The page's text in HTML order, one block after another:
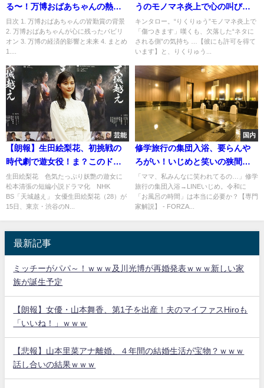
る〜！万博おばあちゃんの熱い
想い！
目次 1. 万博おばあちゃんの皆勤賞の背景
2. 万博おばあちゃんが心に残ったパビリ
オン 3. 万博の経済的影響と未来 4. まとめ
1....
うのモノマネ炎上で心の叫び
「傷つきます」ｗｗｗ
キンタロー。“りくりゅう”モノマネ炎上で
「傷つきます」嘆くも、欠落した“ネタに
される側”の気持ち …【彼にも許可を得て
います】と、りくりゅう...
芸能
【朗報】生田絵梨花、初挑戦の
時代劇で遊女役！ま？このドキ
ドキ感たまらん！
生田絵梨花 色気たっぷり妖艶の遊女に
松本清張の短編小説ドラマ化 NHK
BS「天城越え」 女優生田絵梨花（28）が
15日、東京・渋谷のN...
国内
修学旅行の集団入浴、要らんや
ろがい！いじめと笑いの狭間で
考える・必要？
「ママ、私みんなに笑われてるの…」修学
旅行の集団入浴→LINEいじめ。令和に
「お風呂の時間」は本当に必要か？【専門
家解説】 - FORZA...
最新記事
ミッチーがパパ～！ｗｗｗ及川光博が再婚発表ｗｗｗ新しい家
族が誕生予定
【朗報】女優・山本舞香、第1子を出産！夫のマイファスHiroも
「いいね！」ｗｗｗ
【悲報】山本里菜アナ離婚、４年間の結婚生活が宝物？ｗｗｗ
話し合いの結果ｗｗｗ